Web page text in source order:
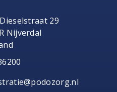
29
Nijverdal